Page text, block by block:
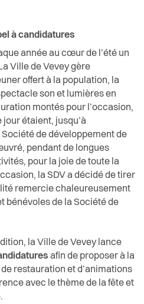
Appel à projets
à candidatures
année au cœur de l’été un
Ville de Vevey gère
offert à la population, la
son et lumières en
montés pour l’occasion,
étaient, jusqu’à
de développement de
pendant de longues
pour la joie de toute la
la SDV a décidé de tirer
remercie chaleureusement
bénévoles de la Société de
la Ville de Vevey lance
afin de proposer à la
restauration et d’animations
avec le thème de la fête et